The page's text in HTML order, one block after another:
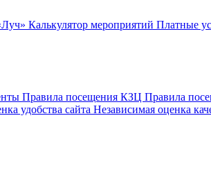
Калькулятор мероприятий Платные
Правила посещения КЗЦ Правила
удобства сайта Независимая оценка